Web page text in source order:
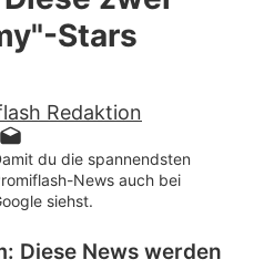
Promiflash
Richtlinien
Stars
Redaktion
du die spannendsten
News auch bei
siehst.
Diese News werden